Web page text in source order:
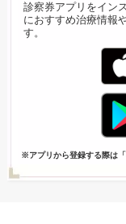
診察券アプリをイン
におすすめ治療情報
す。
※アプリから登録する際は